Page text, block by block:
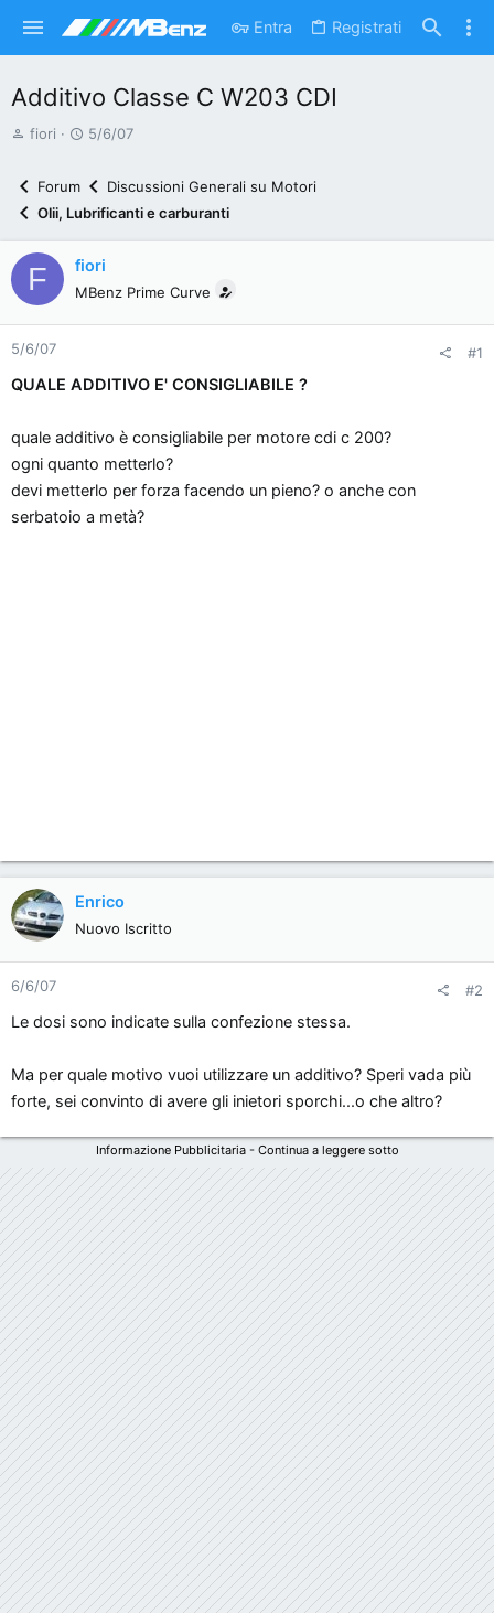
Entra Registrati
Additivo Classe C W203 CDI
A
e
d
i
s
c
u
i
o
n
e
fiori
D
t
i
n
i
i
5/6/07
Forum
Discussioni Generali su Motori
Olii, Lubrificanti e carburanti
F fiori
MBenz Prime Curve
5/6/07 #1
QUALE ADDITIVO E' CONSIGLIABILE ?
quale additivo è consigliabile per motore cdi c 200?
ogni quanto metterlo?
devi metterlo per forza facendo un pieno? o anche con
serbatoio a metà?
Enrico
Nuovo Iscritto
6/6/07 #2
Le dosi sono indicate sulla confezione stessa.
Ma per quale motivo vuoi utilizzare un additivo? Speri vada più
forte, sei convinto di avere gli inietori sporchi...o che altro?
Informazione Pubblicitaria - Continua a leggere sotto